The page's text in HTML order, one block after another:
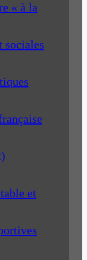
« à la
sociales
et